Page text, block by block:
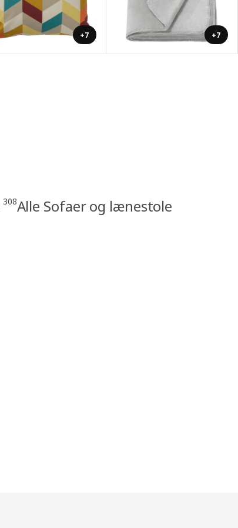
+7 +7
308Alle Sofaer og lænestole